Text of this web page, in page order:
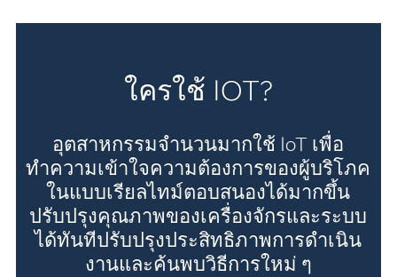
ใครใช้ IOT?
อุตสาหกรรมจำนวนมากใช้ IoT เพื่อ
ทำความเข้าใจความต้องการของผู้บริโภค
ในแบบเรียลไทม์ตอบสนองได้มากขึ้น
ปรับปรุงคุณภาพของเครื่องจักรและระบบ
ได้ทันทีปรับปรุงประสิทธิภาพการดำเนิน
งานและค้นพบวิธีการใหม่ ๆ